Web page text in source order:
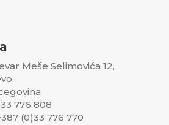
Meše Selimovića 12,
776 808
(0)33 776 770